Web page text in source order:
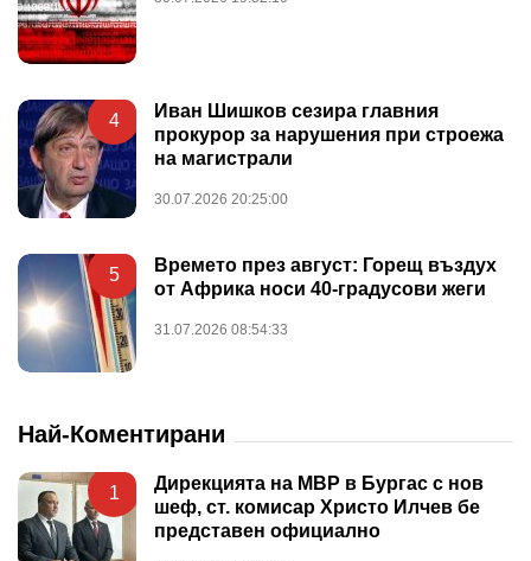
4
Иван Шишков сезира главния
прокурор за нарушения при строежа
на магистрали
30.07.2026 20:25:00
5
Времето през август: Горещ въздух
от Африка носи 40-градусови жеги
31.07.2026 08:54:33
Най-Коментирани
1
Дирекцията на МВР в Бургас с нов
шеф, ст. комисар Христо Илчев бе
представен официално